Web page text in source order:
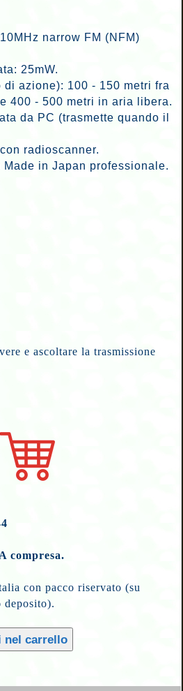
narrow FM (NFM)
25mW.
azione): 100 - 150 metri fra
400 - 500 metri in aria libera.
da PC (trasmette quando il
radioscanner.
in Japan professionale.
e ascoltare la trasmissione
compresa.
con pacco riservato (su
deposito).